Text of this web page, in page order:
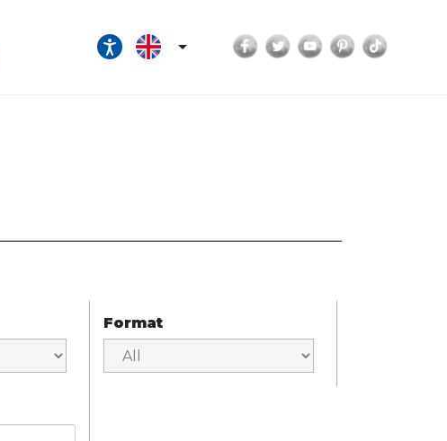
 Facebook
TwitterYouTubePinterest
Format